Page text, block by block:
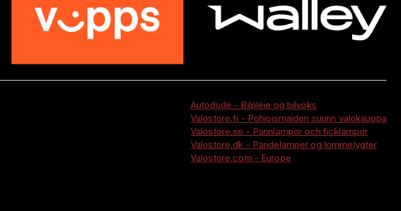
Autodude - Bilpleie og bilvoks
Valostore.fi - Pohjoismaiden suurin valokauppa
Valostore.se - Pannlampor och ficklampor
Valostore.dk - Pandelamper og lommelygter
Valostore.com - Europe